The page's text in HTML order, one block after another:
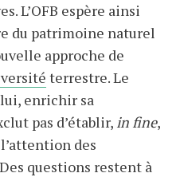
L’OFB espère ainsi
du patrimoine naturel
approche de
terrestre. Le
enrichir sa
pas d’établir, in fine,
des
questions restent à